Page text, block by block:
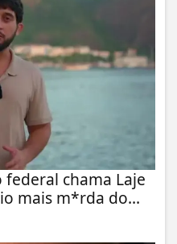
chama Laje
mais m*rda do...